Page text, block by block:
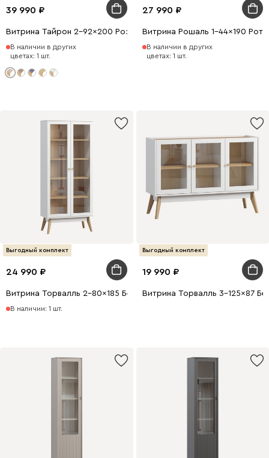
39 990
Витрина Тайрон 2-92x200 Розетта
В наличии в других
цветах: 1 шт.
27 990
Витрина Рошаль 1-44x190
В наличии в других
цветах: 1 шт.
Выгодный комплект
24 990
Витрина Торвалль 2-80x185 Белый
В наличии: 1 шт.
Выгодный комплект
19 990
Витрина Торвалль 3-125x87